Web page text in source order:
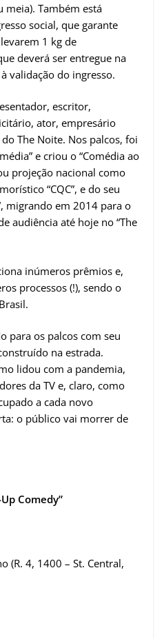
meia). Também está
social, que garante
1 kg de
deverá ser entregue na
validação do ingresso.
escritor,
ator, empresário
The Noite. Nos palcos, foi
e criou o “Comédia ao
projeção nacional como
“CQC”, e do seu
migrando em 2014 para o
audiência até hoje no “The
inúmeros prêmios e,
processos (!), sendo o
para os palcos com seu
na estrada.
lidou com a pandemia,
da TV e, claro, como
a cada novo
o público vai morrer de
Comedy”
(R. 4, 1400 – St. Central,